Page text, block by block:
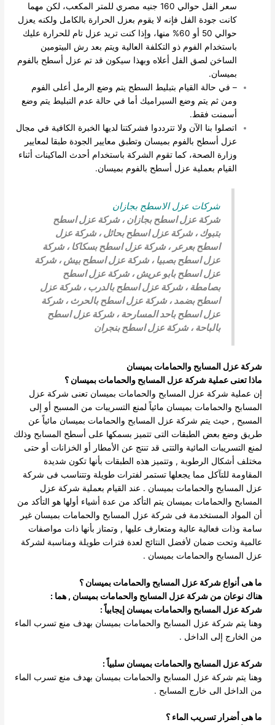
سعر الفل حوالي 160 جنيه مصري للمتر المكعب، لكن مهما
كانت جودة الفل فإنه لا يقوم بعزل الحرارة بالكامل ولكنه يعزل
حوالي 50 أو 60% منها، وإذا كنت تريد عزل تام للحرارة عليك
باستخدام الفوم ذو التكلفة العالية ويتم بعد رش البيتومين
الساخن لصق الفل أعلاه وبهذا سيكون قد تم عزل أسطح بالفوم
بميسان.
– في حالة القيام بتبليط السطح يتم وضع الرمل أعلى الفوم
ومن ثم يتم وضع السيراميك أما في حالة عدم التبليط يتم وضع
أسمنت فقط.
اتصلوا بنا الآن ولا تترددوا فشركتنا لديها الخبرة الكافية في مجال
عزل أسطح بالفوم بميسان وتطبق معايير الجودة طبقا لمعايير
وزارة الصحة، كما تقوم الشركة باستخدام أحدث الماكينات أثناء
القيام بعملية عزل أسطح بالفوم بميسان.
شركات عزل الاسطح بجازان
شركة عزل اسطح بجازان ،شركة عزل اسطح
بتبوك ،شركة عزل اسطح بحائل ،شركة عزل
اسطح بعرعر ،شركة عزل اسطح بسكاكا ،شركة
عزل اسطح بصبيا ،شركة عزل اسطح بيش ،شركة
عزل اسطح بابو عريش ، شركة عزل اسطح
بصامطة ،شركة عزل اسطح بالدرب ،شركة عزل
اسطح بضمد ، شركة عزل اسطح بالحرث ،شركة
عزل اسطح باحد المسارحة ،شركة عزل اسطح
بالباحة ،شركة عزل اسطح بنجران
شركة عزل المسابح والحمامات بميسان
ماذا تعنى عملية شركة عزل المسابح والحمامات بميسان ؟
إن عملية شركة عزل المسابح والحمامات بميسان تعنى شركة عزل
المسابح والحمامات بميسان مائياً لمنع التسريبات من المسبح أو إلى
المسبح , حيث يتم شركة عزل المسابح والحمامات بميسان مائياً عن
طريق وضع بعض الطبقات التى تتميز بسمكها على أسطح المسابح وذلك
لمنع التسريبات المائية والتتى قد تنتج عن الأمطار أو الخزانات أو حتى
مختلف أشكال الرطوبة , وتتميز هذه الطبقات بأنها تكون شديدة
المقاومة للتآكل مما يجعلها تستمر لفترات طويلة وتتناسب فى شركة
عزل المسابح والحمامات بميسان . عند القيام بعملية شركة عزل
المسابح والحمامات بميسان يتم التأكد من عدة أشياء أولها هو التأكد من
أن المواد المستخدمة فى شركة عزل المسابح والحمامات بميسان غير
سامة وذات فعالية عالية ومتعارف عليها , وتمتاز بأنها ذات مواصفات
عالمية وتحت ضمان لأفضل النتائج لعدة فترات طويلة ومناسبة لشركة
عزل المسابح والحمامات بميسان .
ما هى أنواع شركة عزل المسابح والحمامات بميسان ؟
هناك نوعان من شركة عزل المسابح والحمامات بميسان , هما :
شركة عزل المسابح والحمامات بميسان إيجابياً :
وهنا يتم شركة عزل المسابح والحمامات بميسان بهدف منع تسرب الماء
من الخارج إلى الداخل .
شركة عزل المسابح والحمامات بميسان سلبياً :
وهنا يتم شركة عزل المسابح والحمامات بميسان بهدف منع تسرب الماء
من الداخل الى خارج المسابح .
ما هى أضرار تسريب الماء ؟